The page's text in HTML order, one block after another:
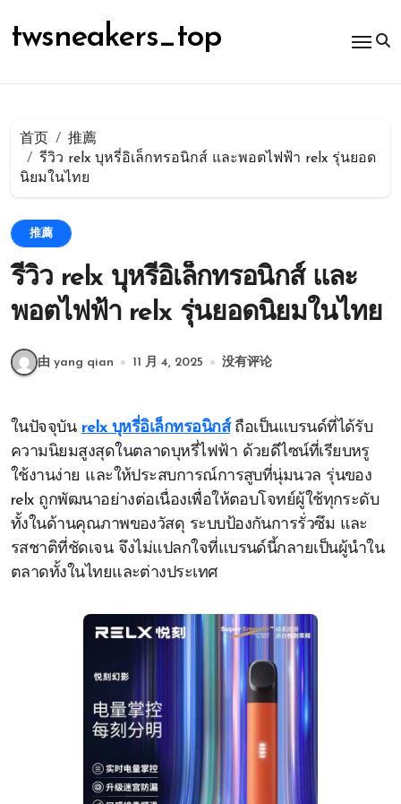
容
twsneakers_top
首页
推薦
รีวิว relx บุหรี่อิเล็กทรอนิกส์ และพอตไฟฟ้า relx รุ่นยอด
นิยมในไทย
推薦
รีวิว relx บุหรี่อิเล็กทรอนิกส์ และ
พอตไฟฟ้า relx รุ่นยอดนิยมในไทย
由 yang qian 11 月 4, 2025 没有评论
ในปัจจุบัน relx บุหรี่อิเล็กทรอนิกส์ถือเป็นแบรนด์ที่ได้รับ
ความนิยมสูงสุดในตลาดบุหรี่ไฟฟ้า ด้วยดีไซน์ที่เรียบหรู
ใช้งานง่าย และให้ประสบการณ์การสูบที่นุ่มนวล รุ่นของ
relx ถูกพัฒนาอย่างต่อเนื่องเพื่อให้ตอบโจทย์ผู้ใช้ทุกระดับ
ทั้งในด้านคุณภาพของวัสดุ ระบบป้องกันการรั่วซึม และ
รสชาติที่ชัดเจน จึงไม่แปลกใจที่แบรนด์นี้กลายเป็นผู้นำใน
ตลาดทั้งในไทยและต่างประเทศ